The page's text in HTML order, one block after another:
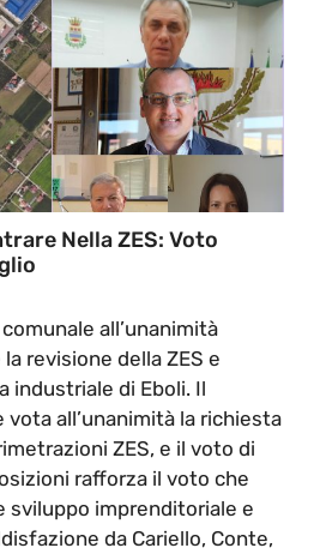
Nella ZES: Voto
all’unanimità
revisione della ZES e
industriale di Eboli. Il
vota all’unanimità la richiesta
ZES, e il voto di
rafforza il voto che
sviluppo imprenditoriale e
da Cariello, Conte,